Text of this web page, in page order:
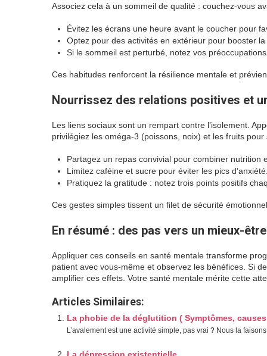
Associez cela à un sommeil de qualité : couchez-vous
Évitez les écrans une heure avant le coucher pour
Optez pour des activités en extérieur pour booster
Si le sommeil est perturbé, notez vos
Ces habitudes renforcent la résilience mentale et
Nourrissez des relations positives et
Les liens sociaux sont un rempart contre l’isolement.
privilégiez les oméga-3 (poissons, noix) et les fruits pour
Partagez un repas convivial pour combiner nutrition
Limitez caféine et sucre pour éviter les pics
Pratiquez la gratitude : notez trois points positifs
Ces gestes simples tissent un filet de sécurité
En résumé : des pas vers un mieux-
Appliquer ces conseils en santé mentale transforme
patient avec vous-même et observez les bénéfices. Si
amplifier ces effets. Votre santé mentale mérite cette
Articles Similaires:
La phobie de la déglutition ( Symptômes,
L’avalement est une activité simple, pas vrai ? Nous la